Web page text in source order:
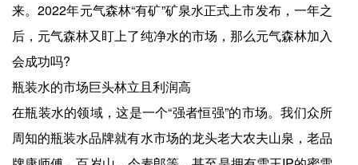
来。2022年元气森林“有矿”矿泉水正式上市发布，一年之
后，元气森林又盯上了纯净水的市场，那么元气森林加入
会成功吗?
瓶装水的市场巨头林立且利润高
在瓶装水的领域，这是一个“强者恒强”的市场。我们众所
周知的瓶装水品牌就有水市场的龙头老大农夫山泉，老品